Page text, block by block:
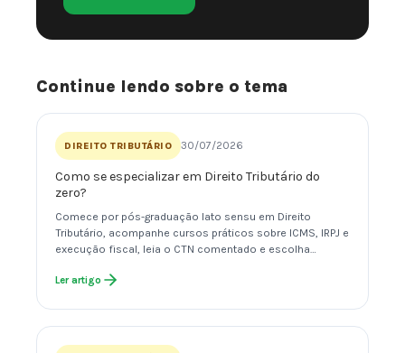
Continue lendo sobre o tema
DIREITO TRIBUTÁRIO 30/07/2026
Como se especializar em Direito Tributário do
zero?
Comece por pós-graduação lato sensu em Direito
Tributário, acompanhe cursos práticos sobre ICMS, IRPJ e
execução fiscal, leia o CTN comentado e escolha…
Ler artigo